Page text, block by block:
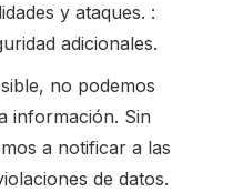
y ataques. :
adicionales.
no podemos
información. Sin
a notificar a las
de datos.